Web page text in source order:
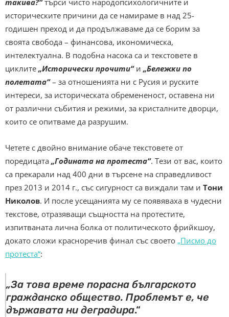
такива?“търси чисто народопсихологичните и
историческите причини да се намираме в над 25-
годишен преход и да продължаваме да се борим за
своята свобода – финансова, икономическа,
интелектуална. В подобна насока са и текстовете в
циклите „Исторически прочити“и „Бележки по
полетата“– за отношенията ни с Русия и руските
интереси, за историческата обремененост, оставена ни
от различни събития и режими, за кристалните дворци,
които се опитваме да разрушим.
Четете с двойно внимание обаче текстовете от
поредицата „Годината на протеста“. Тези от вас, които
са прекарали над 400 дни в търсене на справедливост
през 2013 и 2014 г., със сигурност са виждали там и Тони
Николов. И после усещанията му се появяваха в чудесни
текстове, отразяващи същността на протестите,
изпитваната лична болка от политическото фрийкшоу,
докато сложи красноречив финал със своето „Писмо до
протеста“:
„За това време порасна българското
гражданско общество. Проблемът е, че
държавата ни деградира.“